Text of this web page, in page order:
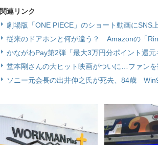
関連リンク
劇場版「ONE PIECE」のショート動画に
従来のドアホンと何が違う？ Amazonの「
かながわPay第2弾「最大3万円分ポイント還
堂本剛さんの大ヒット映画がついに…ファン
ソニー元会長の出井伸之氏が死去、84歳